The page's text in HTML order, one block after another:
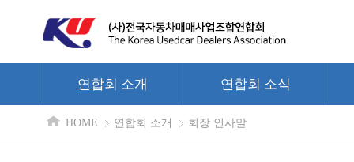
연합회 소개 연합회 소식
HOME 연합회 소개 회장 인사말